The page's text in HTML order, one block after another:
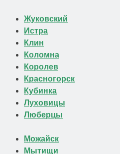
Жуковский
Истра
Клин
Коломна
Королев
Красногорск
Кубинка
Луховицы
Люберцы
Можайск
Мытищи